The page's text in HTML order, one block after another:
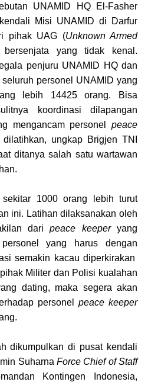
UNAMID HQ El-Fasher
Misi UNAMID di Darfur
pihak UAG (Unknown Armed
yang tidak kenal.
penjuru UNAMID HQ dan
personel UNAMID yang
lebih 14425orang. Bisa
koordinasi dilapangan
mengancam personel peace
ungkap Brigjen TNI
ditanya salah satu wartawan
1000 orang lebih turut
ini. Latihan dilaksanakan oleh
daripeace keeperyang
yang harus dengan
semakin kacau diperkirakan
Militer dan Polisi kualahan
dating, maka segera akan
personel peace keeper
dikumpulkan di pusat kendali
Suharna Force Chief of Staff
Kontingen Indonesia,